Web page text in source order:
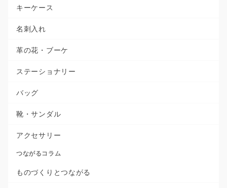
キーケース
名刺入れ
革の花・ブーケ
ステーショナリー
バッグ
靴・サンダル
アクセサリー
つながるコラム
ものづくりとつながる